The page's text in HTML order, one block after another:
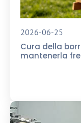
2026-06-25
Cura della
mantenerla